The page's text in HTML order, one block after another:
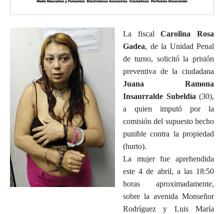
La fiscalCarolina Rosa
Gadea, de la Unidad Penal
de turno, solicitó la prisión
preventiva de la ciudadana
Juana Ramona
Insaurralde Subeldía (30),
a quien imputó por la
comisión del supuesto hecho
punible contra la propiedad
(hurto).
La mujer fue aprehendida
este 4 de abril, a las 18:50
horas aproximadamente,
sobre la avenida Monseñor
Rodríguez y Luis María